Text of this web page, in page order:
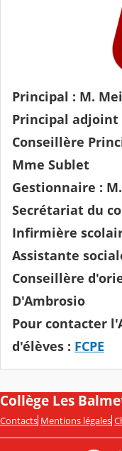
Principal : M.
Principal adjoint
Conseillère
Mme Sublet
Gestionnaire :
Secrétariat du
Infirmière
Assistante
Conseillère
D'Ambrosio
Pour contacter
d'élèves : FCPE
Collège Les
Contacts Mentions légales